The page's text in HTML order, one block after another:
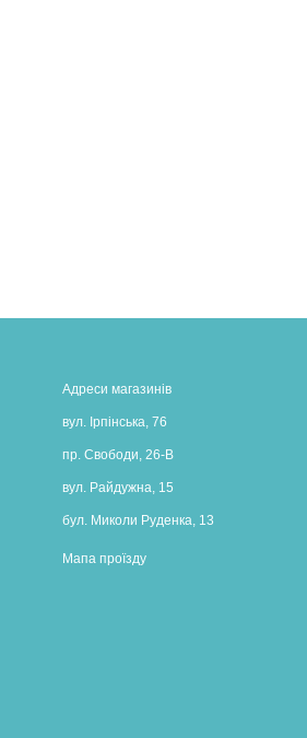
Адреси магазинів
вул. Ірпінська, 76
пр. Свободи, 26-В
вул. Райдужна, 15
бул. Миколи Руденка, 13
Мапа проїзду